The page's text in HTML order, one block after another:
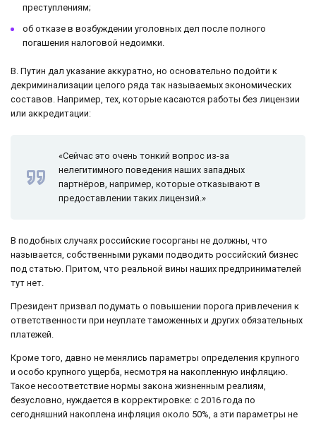
преступлениям;
об отказе в возбуждении уголовных дел после полного
погашения налоговой недоимки.
В. Путин дал указание аккуратно, но основательно подойти к
декриминализации целого ряда так называемых экономических
составов. Например, тех, которые касаются работы без лицензии
или аккредитации:
«Сейчас это очень тонкий вопрос из-за
нелегитимного поведения наших западных
партнёров, например, которые отказывают в
предоставлении таких лицензий.»
В подобных случаях российские госорганы не должны, что
называется, собственными руками подводить российский бизнес
под статью. Притом, что реальной вины наших предпринимателей
тут нет.
Президент призвал подумать о повышении порога привлечения к
ответственности при неуплате таможенных и других обязательных
платежей.
Кроме того, давно не менялись параметры определения крупного
и особо крупного ущерба, несмотря на накопленную инфляцию.
Такое несоответствие нормы закона жизненным реалиям,
безусловно, нуждается в корректировке: с 2016 года по
сегодняшний накоплена инфляция около 50%, а эти параметры не